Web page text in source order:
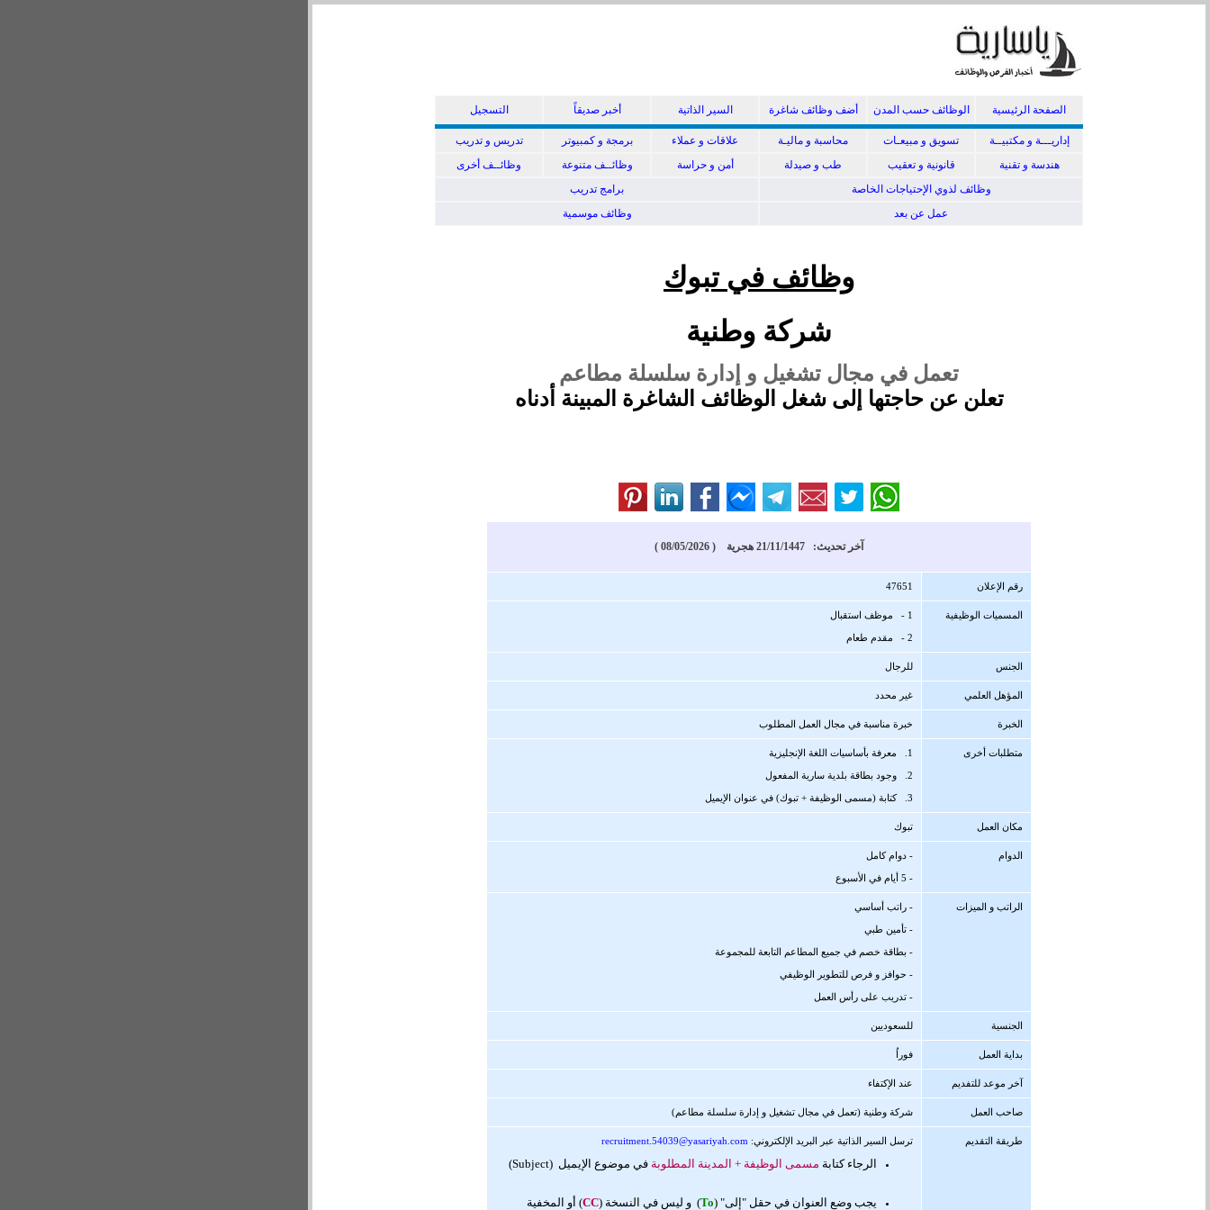
الصفحة الرئيسية الوظائف حسب المدن أضف وظائف شاغرة السير الذاتية أخبر صديقاً التسجيل
إداريـــة و مكتبيــة تسويق و مبيعـات محاسبة و ماليـة علاقات و عملاء برمجة و كمبيوتر
تدريس و تدريب
هندسة و تقنية
قانونية و تعقيب طب و صيدلة أمن و حراسة وظائــف متنوعة
وظائــف أخرى
وظائف لذوي الإحتياجات الخاصة
برامج تدريب
عمل عن بعد
وظائف موسمية
وظائف في تبوك
شركة وطنية
تعمل في مجال تشغيل و إدارة سلسلة مطاعم
تعلن عن حاجتها إلى شغل الوظائف الشاغرة المبينة أدناه
آخر تحديث: 21/11/1447 هجرية ( 08/05/2026 )
رقم الإعلان 47651
المسميات الوظيفية 1 - موظف استقبال
2 - مقدم طعام
الجنس للرجال
المؤهل العلمي غير محدد
الخبرة خبرة مناسبة في مجال العمل المطلوب
متطلبات أخرى 1. معرفة بأساسيات اللغة الإنجليزية
2. وجود بطاقة بلدية سارية المفعول
3. كتابة (مسمى الوظيفة + تبوك) في عنوان الإيميل
مكان العمل تبوك
الدوام - دوام كامل
- 5 أيام في الأسبوع
الراتب و الميزات - راتب أساسي
- تأمين طبي
- بطاقة خصم في جميع المطاعم التابعة للمجموعة
- حوافز و فرص للتطوير الوظيفي
- تدريب على رأس العمل
الجنسية للسعوديين
بداية العمل فوراُ
آخر موعد للتفديم عند الإكتفاء
صاحب العمل شركة وطنية (تعمل في مجال تشغيل و إدارة سلسلة مطاعم)
طريقة التقديم ترسل السير الذاتية عبر البريد الإلكتروني: recruitment.54039@yasariyah.com
الرجاء كتابة مسمى الوظيفة + المدينة المطلوبة في موضوع الإيميل (Subject)
يجب وضع العنوان في حقل "إلى" (To) و ليس في النسخة (CC) أو المخفية